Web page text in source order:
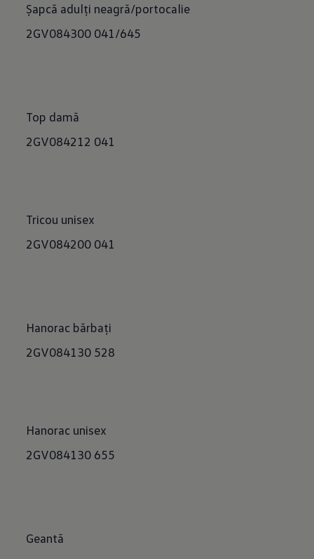
Șapcă adulți neagră/portocalie
2GV084300 041/645
Top damă
2GV084212 041
Tricou unisex
2GV084200 041
Hanorac bărbați
2GV084130 528
Hanorac unisex
2GV084130 655
Geantă